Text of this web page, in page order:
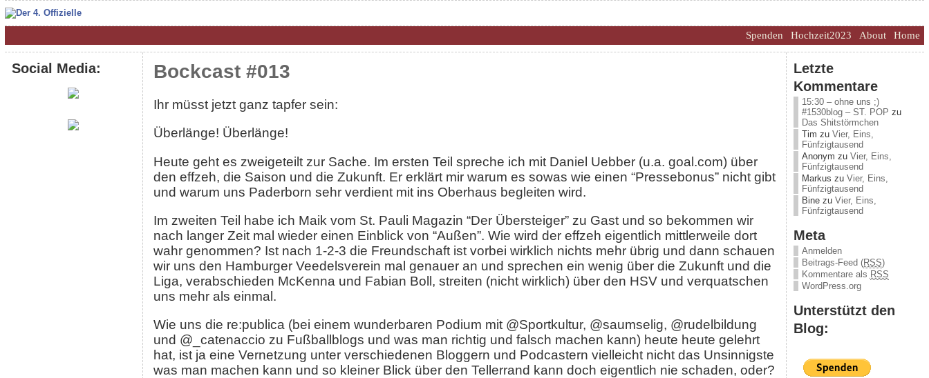
Home
About
Hochzeit2023
Spenden
Social Media: Bockcast #013
Ihr müsst jetzt ganz tapfer sein:
Überlänge! Überlänge!
Heute geht es zweigeteilt zur Sache. Im ersten Teil spreche ich mit Daniel Uebber (u.a. goal.com) über
den effzeh, die Saison und die Zukunft. Er erklärt mir warum es sowas wie einen “Pressebonus” nicht gibt
und warum uns Paderborn sehr verdient mit ins Oberhaus begleiten wird.
Im zweiten Teil habe ich Maik vom St. Pauli Magazin “Der Übersteiger” zu Gast und so bekommen wir
nach langer Zeit mal wieder einen Einblick von “Außen”. Wie wird der effzeh eigentlich mittlerweile dort
wahr genommen? Ist nach 1-2-3 die Freundschaft ist vorbei wirklich nichts mehr übrig und dann schauen
wir uns den Hamburger Veedelsverein mal genauer an und sprechen ein wenig über die Zukunft und die
Liga, verabschieden McKenna und Fabian Boll, streiten (nicht wirklich) über den HSV und verquatschen
uns mehr als einmal.
Wie uns die re:publica (bei einem wunderbaren Podium mit @Sportkultur, @saumselig, @rudelbildung
und @_catenaccio zu Fußballblogs und was man richtig und falsch machen kann) heute heute gelehrt
hat, ist ja eine Vernetzung unter verschiedenen Bloggern und Podcastern vielleicht nicht das Unsinnigste
was man machen kann und so kleiner Blick über den Tellerrand kann doch eigentlich nie schaden, oder?
Letzte
Kommentare
15:30 – ohne uns ;)
#1530blog – ST. POP zu
Das Shitstörmchen
Tim zu Vier, Eins,
Fünfzigtausend
Anonym zu Vier, Eins,
Fünfzigtausend
Markus zu Vier, Eins,
Fünfzigtausend
Binezu Vier, Eins,
Fünfzigtausend
Meta
Anmelden
Beitrags-Feed (RSS)
Kommentare als RSS
WordPress.org
Unterstützt den
Blog: